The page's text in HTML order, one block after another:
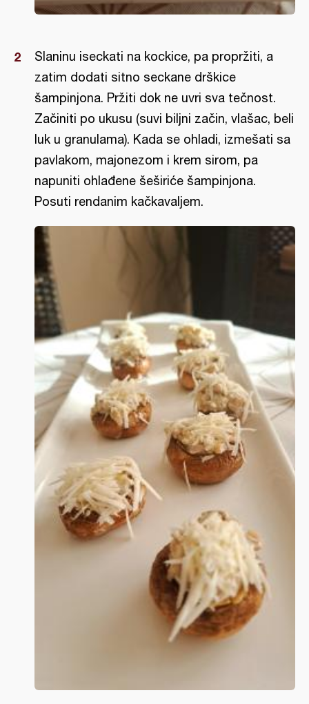
Slaninu iseckati na kockice, pa propržiti, a
zatim dodati sitno seckane drškice
šampinjona. Pržiti dok ne uvri sva tečnost.
Začiniti po ukusu (suvi biljni začin, vlašac, beli
luk u granulama). Kada se ohladi, izmešati sa
pavlakom, majonezom i krem sirom, pa
napuniti ohlađene šeširiće šampinjona.
Posuti rendanim kačkavaljem.